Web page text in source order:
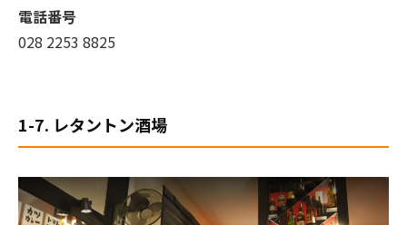
電話番号
028 2253 8825
1-7. レタントン酒場